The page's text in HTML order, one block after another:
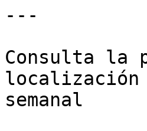
---
Consulta la
localización
semanal